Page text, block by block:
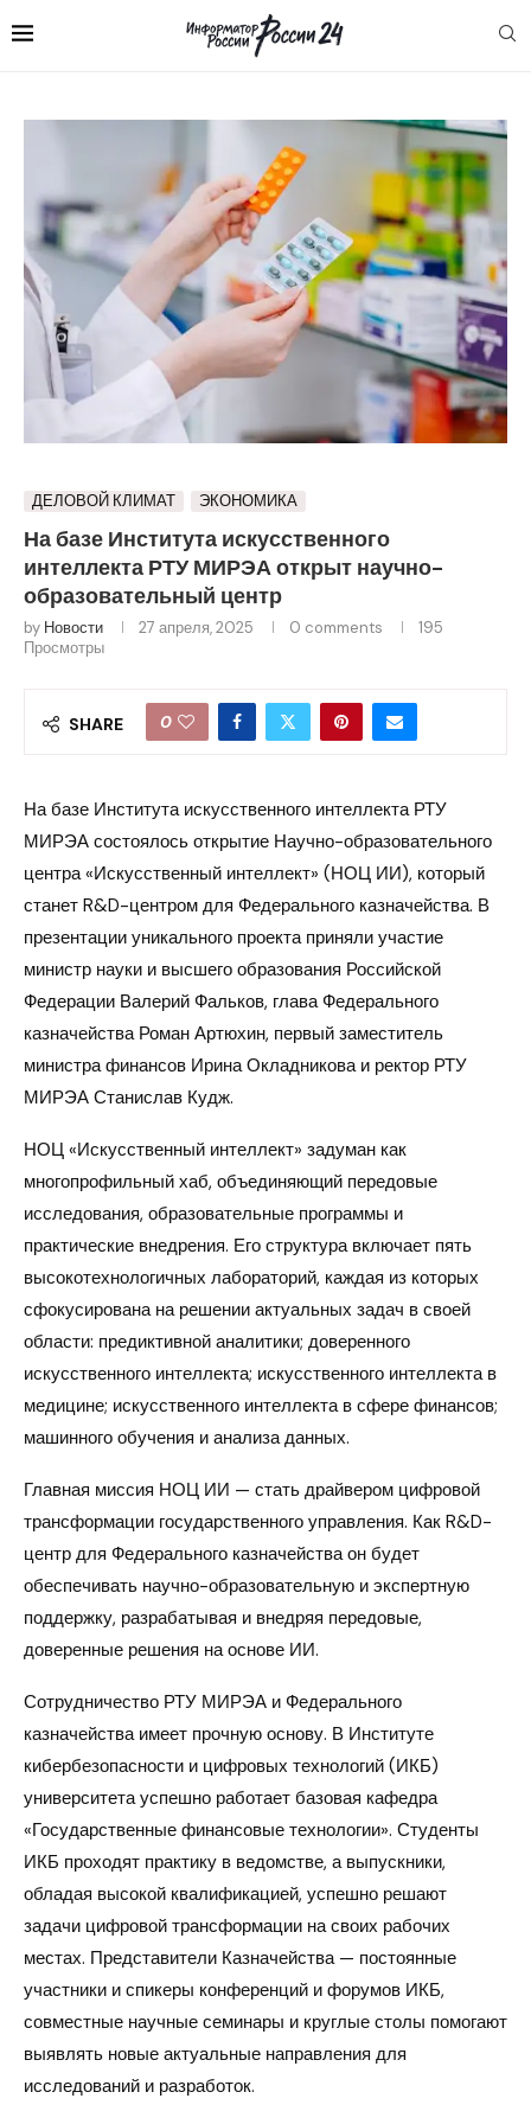
ДЕЛОВОЙ КЛИМАТ ЭКОНОМИКА
На базе Института искусственного
интеллекта РТУ МИРЭА открыт научно-
образовательный центр
by Новости 27 апреля, 2025 0 comments
195
Просмотры
SHARE 0
На базе Института искусственного интеллекта РТУ
МИРЭА состоялось открытие Научно-образовательного
центра «Искусственный интеллект» (НОЦ ИИ), который
станет R&D-центром для Федерального казначейства. В
презентации уникального проекта приняли участие
министр науки и высшего образования Российской
Федерации Валерий Фальков, глава Федерального
казначейства Роман Артюхин, первый заместитель
министра финансов Ирина Окладникова и ректор РТУ
МИРЭА Станислав Кудж.
НОЦ «Искусственный интеллект» задуман как
многопрофильный хаб, объединяющий передовые
исследования, образовательные программы и
практические внедрения. Его структура включает пять
высокотехнологичных лабораторий, каждая из которых
сфокусирована на решении актуальных задач в своей
области: предиктивной аналитики; доверенного
искусственного интеллекта; искусственного интеллекта в
медицине; искусственного интеллекта в сфере финансов;
машинного обучения и анализа данных.
Главная миссия НОЦ ИИ — стать драйвером цифровой
трансформации государственного управления. Как R&D-
центр для Федерального казначейства он будет
обеспечивать научно-образовательную и экспертную
поддержку, разрабатывая и внедряя передовые,
доверенные решения на основе ИИ.
Сотрудничество РТУ МИРЭА и Федерального
казначейства имеет прочную основу. В Институте
кибербезопасности и цифровых технологий (ИКБ)
университета успешно работает базовая кафедра
«Государственные финансовые технологии». Студенты
ИКБ проходят практику в ведомстве, а выпускники,
обладая высокой квалификацией, успешно решают
задачи цифровой трансформации на своих рабочих
местах. Представители Казначейства — постоянные
участники и спикеры конференций и форумов ИКБ,
совместные научные семинары и круглые столы помогают
выявлять новые актуальные направления для
исследований и разработок.